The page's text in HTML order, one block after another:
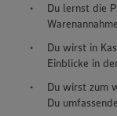
Du lernst die
Du wirst in
Einblicke in
Du wirst zum
Du